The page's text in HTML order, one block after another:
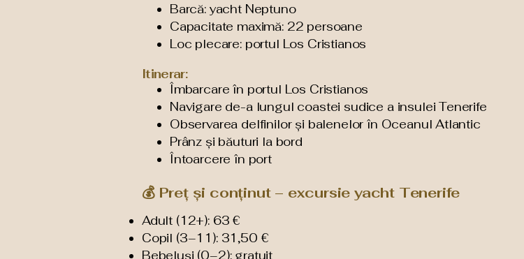
Barcă: yacht Neptuno
Capacitate maximă: 22 persoane
Loc plecare: portul Los Cristianos
Itinerar:
Îmbarcare în portul Los Cristianos
Navigare de-a lungul coastei sudice a insulei Tenerife
Observarea delfinilor și balenelor în Oceanul Atlantic
Prânz și băuturi la bord
Întoarcere în port
💰 Preț și conținut – excursie yacht Tenerife
Adult (12+): 63 €
Copil (3–11): 31,50 €
Bebeluși (0–2): gratuit